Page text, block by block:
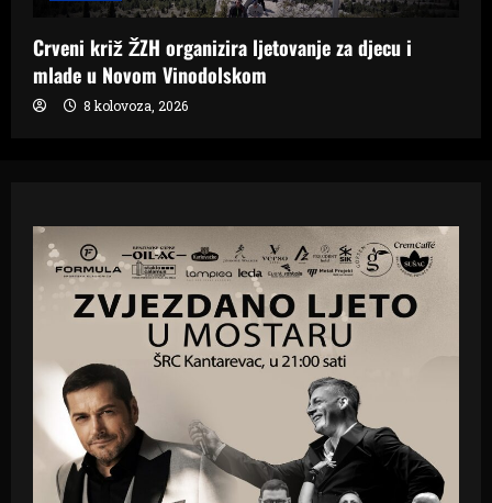
Crveni križ ŽZH organizira ljetovanje za djecu i
mlade u Novom Vinodolskom
8 kolovoza, 2026